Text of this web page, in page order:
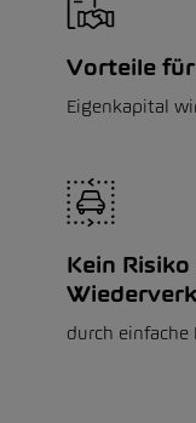
Vorteile
Eigenkapital
Kein
durch einfache